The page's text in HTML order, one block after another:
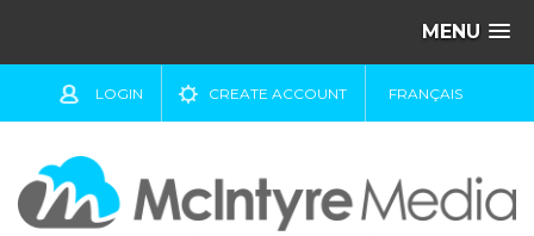
MENU
LOGIN CREATE ACCOUNT FRANÇAIS